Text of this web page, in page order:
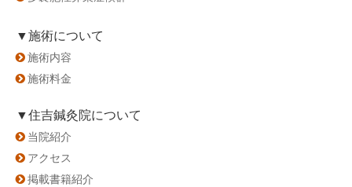
▼施術について
施術内容
施術料金
▼住吉鍼灸院について
当院紹介
アクセス
掲載書籍紹介